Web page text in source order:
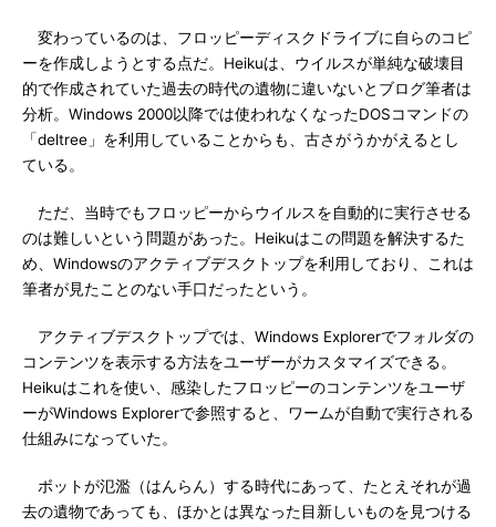
変わっているのは、フロッピーディスクドライブに自らのコピ
ーを作成しようとする点だ。Heikuは、ウイルスが単純な破壊目
的で作成されていた過去の時代の遺物に違いないとブログ筆者は
分析。Windows 2000以降では使われなくなったDOSコマンドの
「deltree」を利用していることからも、古さがうかがえるとし
ている。
ただ、当時でもフロッピーからウイルスを自動的に実行させる
のは難しいという問題があった。Heikuはこの問題を解決するた
め、Windowsのアクティブデスクトップを利用しており、これは
筆者が見たことのない手口だったという。
アクティブデスクトップでは、Windows Explorerでフォルダの
コンテンツを表示する方法をユーザーがカスタマイズできる。
Heikuはこれを使い、感染したフロッピーのコンテンツをユーザ
ーがWindows Explorerで参照すると、ワームが自動で実行される
仕組みになっていた。
ボットが氾濫（はんらん）する時代にあって、たとえそれが過
去の遺物であっても、ほかとは異なった目新しいものを見つける